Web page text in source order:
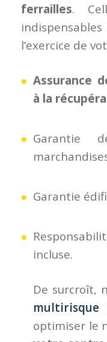
ferrailles.
l’exercice de
Assurance
à la
Garantie
Garantie
incluse.
De surcroît,
multirisque
optimiser le